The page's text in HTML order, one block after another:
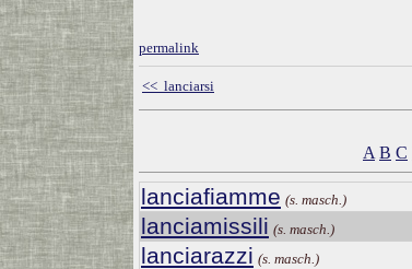
permalink
<< lanciarsi
A B C
lanciafiamme (s. masch.)
lanciamissili (s. masch.)
lanciarazzi (s. masch.)